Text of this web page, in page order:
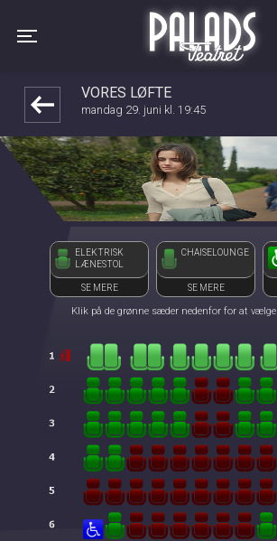
Toggle navigation
Palads Teatret
VORES LØFTE
mandag 29. juni kl. 19:45
ELEKTRISK
LÆNESTOL
SE MERE
CHAISELOUNGE
SE MERE
Klik på de grønne sæder nedenfor for at
front03-cc 114650